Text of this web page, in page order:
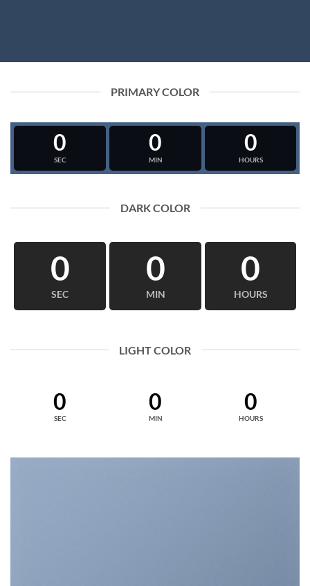
PRIMARY COLOR
0
HOURS
0
MIN
0
SEC
DARK COLOR
0
HOURS
0
MIN
0
SEC
LIGHT COLOR
0
HOURS
0
MIN
0
SEC